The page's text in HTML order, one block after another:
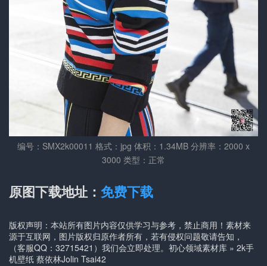
编号：SMX2k00011 格式：jpg 体积：1.34MB 分辨率：2000 x
3000 类型：正常
原图下载地址： 免费下载
版权声明：本站所有图片内容仅供学习与参考，禁止商用！素材来
源于互联网，图片版权归原作者所有，若有侵权问题敬请告知，
（客服QQ：32715421）我们会立即处理。 初心领域素材库 » 2k手
机壁纸 蔡依林Jolin Tsai42